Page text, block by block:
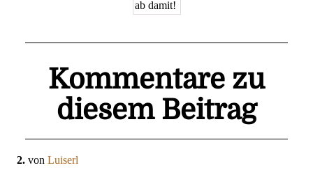
Kommentare zu
diesem Beitrag
2. von Luiserl